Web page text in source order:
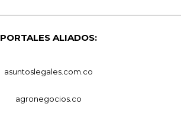
PORTALES ALIADOS:
asuntoslegales.com.co
agronegocios.co